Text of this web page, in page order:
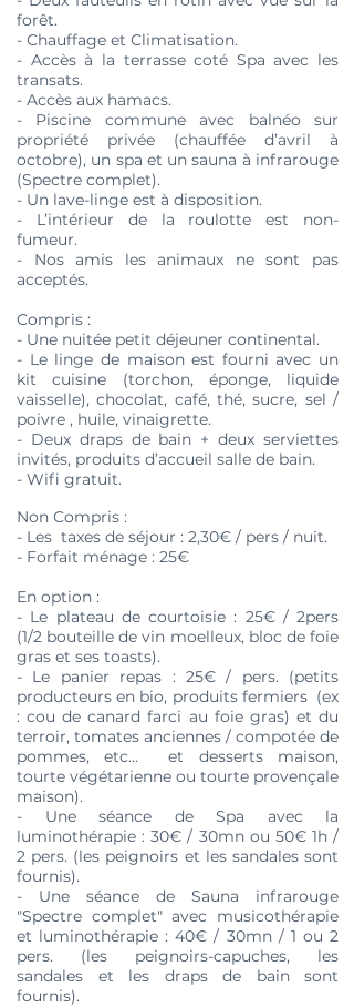
forêt.
- Chauffage et Climatisation.
- Accès à la terrasse coté Spa avec les
transats.
- Accès aux hamacs.
- Piscine commune avec balnéo sur
propriété privée (chauffée d’avril à
octobre), un spa et un sauna à infrarouge
(Spectre complet).
- Un lave-linge est à disposition.
- L’intérieur de la roulotte est non-
fumeur.
- Nos amis les animaux ne sont pas
acceptés.
Compris :
- Une nuitée petit déjeuner continental.
- Le linge de maison est fourni avec un
kit cuisine (torchon, éponge, liquide
vaisselle), chocolat, café, thé, sucre, sel /
poivre , huile, vinaigrette.
- Deux draps de bain + deux serviettes
invités, produits d’accueil salle de bain.
- Wifi gratuit.
Non Compris :
- Les taxes de séjour : 2,30€ / pers / nuit.
- Forfait ménage : 25€
En option :
- Le plateau de courtoisie : 25€ / 2pers
(1/2 bouteille de vin moelleux, bloc de foie
gras et ses toasts).
- Le panier repas : 25€ / pers. (petits
producteurs en bio, produits fermiers (ex
: cou de canard farci au foie gras) et du
terroir, tomates anciennes / compotée de
pommes, etc... et desserts maison,
tourte végétarienne ou tourte provençale
maison).
- Une séance de Spa avec la
luminothérapie : 30€ / 30mn ou 50€ 1h /
2 pers. (les peignoirs et les sandales sont
fournis).
- Une séance de Sauna infrarouge
"Spectre complet" avec musicothérapie
et luminothérapie : 40€ / 30mn / 1 ou 2
pers. (les peignoirs-capuches, les
sandales et les draps de bain sont
fournis).